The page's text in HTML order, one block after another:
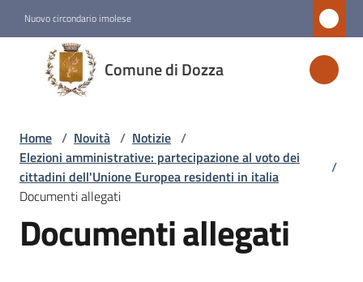
Nuovo circondario imolese
Comune di Dozza
Comune
di
Dozza
Amministrazione
Novità
Menu selezionato
Home / Novità / Notizie /
Elezioni amministrative: partecipazione al voto dei
cittadini dell'Unione Europea residenti in italia
/
Documenti allegati
Documenti allegati